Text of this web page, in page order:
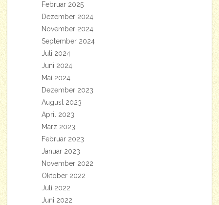
Februar 2025
Dezember 2024
November 2024
September 2024
Juli 2024
Juni 2024
Mai 2024
Dezember 2023
August 2023
April 2023
März 2023
Februar 2023
Januar 2023
November 2022
Oktober 2022
Juli 2022
Juni 2022